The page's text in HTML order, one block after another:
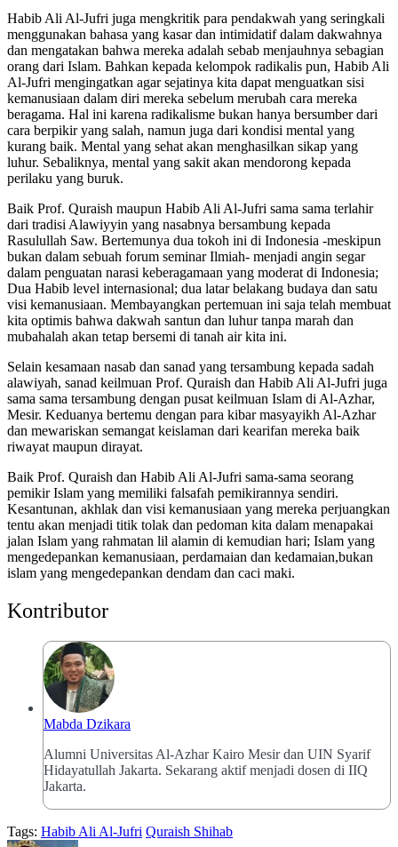
Habib Ali Al-Jufri juga mengkritik para pendakwah yang seringkali
menggunakan bahasa yang kasar dan intimidatif dalam dakwahnya
dan mengatakan bahwa mereka adalah sebab menjauhnya sebagian
orang dari Islam. Bahkan kepada kelompok radikalis pun, Habib Ali
Al-Jufri mengingatkan agar sejatinya kita dapat menguatkan sisi
kemanusiaan dalam diri mereka sebelum merubah cara mereka
beragama. Hal ini karena radikalisme bukan hanya bersumber dari
cara berpikir yang salah, namun juga dari kondisi mental yang
kurang baik. Mental yang sehat akan menghasilkan sikap yang
luhur. Sebaliknya, mental yang sakit akan mendorong kepada
perilaku yang buruk.
Baik Prof. Quraish maupun Habib Ali Al-Jufri sama sama terlahir
dari tradisi Alawiyyin yang nasabnya bersambung kepada
Rasulullah Saw. Bertemunya dua tokoh ini di Indonesia -meskipun
bukan dalam sebuah forum seminar Ilmiah- menjadi angin segar
dalam penguatan narasi keberagamaan yang moderat di Indonesia;
Dua Habib level internasional; dua latar belakang budaya dan satu
visi kemanusiaan. Membayangkan pertemuan ini saja telah membuat
kita optimis bahwa dakwah santun dan luhur tanpa marah dan
mubahalah akan tetap bersemi di tanah air kita ini.
Selain kesamaan nasab dan sanad yang tersambung kepada sadah
alawiyah, sanad keilmuan Prof. Quraish dan Habib Ali Al-Jufri juga
sama sama tersambung dengan pusat keilmuan Islam di Al-Azhar,
Mesir. Keduanya bertemu dengan para kibar masyayikh Al-Azhar
dan mewariskan semangat keislaman dari kearifan mereka baik
riwayat maupun dirayat.
Baik Prof. Quraish dan Habib Ali Al-Jufri sama-sama seorang
pemikir Islam yang memiliki falsafah pemikirannya sendiri.
Kesantunan, akhlak dan visi kemanusiaan yang mereka perjuangkan
tentu akan menjadi titik tolak dan pedoman kita dalam menapakai
jalan Islam yang rahmatan lil alamin di kemudian hari; Islam yang
mengedepankan kemanusiaan, perdamaian dan kedamaian,bukan
islam yang mengedepankan dendam dan caci maki.
Kontributor
Mabda Dzikara
Alumni Universitas Al-Azhar Kairo Mesir dan UIN Syarif
Hidayatullah Jakarta. Sekarang aktif menjadi dosen di IIQ
Jakarta.
Tags: Habib Ali Al-Jufri Quraish Shihab